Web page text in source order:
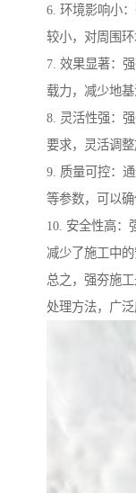
6. 环境影响小
较小，对周围环
7. 效果显著：
载力，减少地基
8. 灵活性强：
要求，灵活调整
9. 质量可控：
等参数，可以确
10. 安全性高：
减少了施工中的
总之，强夯施
处理方法，广